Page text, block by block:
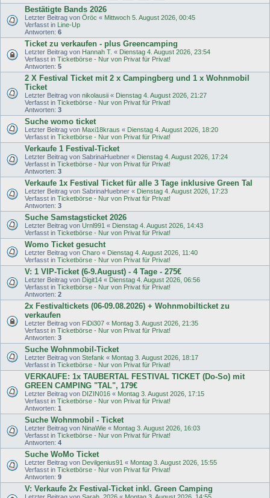
Bestätigte Bands 2026
Letzter Beitrag von Öröc « Mittwoch 5. August 2026, 00:45
Verfasst in Line-Up
Antworten: 6
Ticket zu verkaufen - plus Greencamping
Letzter Beitrag von Hannah T. « Dienstag 4. August 2026, 23:54
Verfasst in Ticketbörse - Nur von Privat für Privat!
Antworten: 5
2 X Festival Ticket mit 2 x Campingberg und 1 x Wohnmobil
Ticket
Letzter Beitrag von nikolausii « Dienstag 4. August 2026, 21:27
Verfasst in Ticketbörse - Nur von Privat für Privat!
Antworten: 3
Suche womo ticket
Letzter Beitrag von Maxi18kraus « Dienstag 4. August 2026, 18:20
Verfasst in Ticketbörse - Nur von Privat für Privat!
Verkaufe 1 Festival-Ticket
Letzter Beitrag von SabrinaHuebner « Dienstag 4. August 2026, 17:24
Verfasst in Ticketbörse - Nur von Privat für Privat!
Antworten: 3
Verkaufe 1x Festival Ticket für alle 3 Tage inklusive Green Tal
Letzter Beitrag von SabrinaHuebner « Dienstag 4. August 2026, 17:23
Verfasst in Ticketbörse - Nur von Privat für Privat!
Antworten: 3
Suche Samstagsticket 2026
Letzter Beitrag von Urnl991 « Dienstag 4. August 2026, 14:43
Verfasst in Ticketbörse - Nur von Privat für Privat!
Womo Ticket gesucht
Letzter Beitrag von Charo « Dienstag 4. August 2026, 11:40
Verfasst in Ticketbörse - Nur von Privat für Privat!
V: 1 VIP-Ticket (6-9.August) - 4 Tage - 275€
Letzter Beitrag von Digit14 « Dienstag 4. August 2026, 06:56
Verfasst in Ticketbörse - Nur von Privat für Privat!
Antworten: 2
2x Festivaltickets (06-09.08.2026) + Wohnmobilticket zu
verkaufen
Letzter Beitrag von FiDi307 « Montag 3. August 2026, 21:35
Verfasst in Ticketbörse - Nur von Privat für Privat!
Antworten: 3
Suche Wohnmobil-Ticket
Letzter Beitrag von Stefank « Montag 3. August 2026, 18:17
Verfasst in Ticketbörse - Nur von Privat für Privat!
VERKAUFE: 1x TAUBERTAL FESTIVAL TICKET (Do-So) mit
GREEN CAMPING "TAL", 179€
Letzter Beitrag von DIZIN016 « Montag 3. August 2026, 17:15
Verfasst in Ticketbörse - Nur von Privat für Privat!
Antworten: 1
Suche Wohnmobil - Ticket
Letzter Beitrag von NinaWie « Montag 3. August 2026, 16:03
Verfasst in Ticketbörse - Nur von Privat für Privat!
Antworten: 4
Suche WoMo Ticket
Letzter Beitrag von Devilgenius91 « Montag 3. August 2026, 15:55
Verfasst in Ticketbörse - Nur von Privat für Privat!
Antworten: 9
V: Verkaufe 2x Festival-Ticket inkl. Green Camping